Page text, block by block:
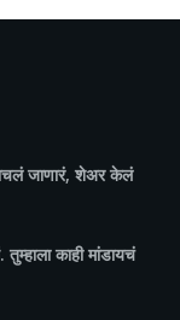
जाणारं, शेअर केलं
काही मांडायचं